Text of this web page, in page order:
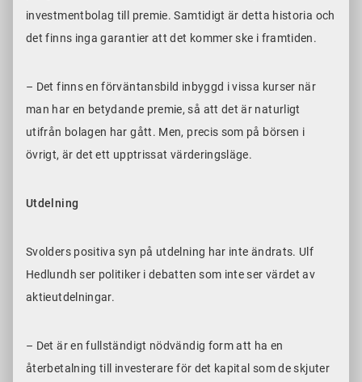
investmentbolag till premie. Samtidigt är detta historia och
det finns inga garantier att det kommer ske i framtiden.
– Det finns en förväntansbild inbyggd i vissa kurser när
man har en betydande premie, så att det är naturligt
utifrån bolagen har gått. Men, precis som på börsen i
övrigt, är det ett upptrissat värderingsläge.
Utdelning
Svolders positiva syn på utdelning har inte ändrats. Ulf
Hedlundh ser politiker i debatten som inte ser värdet av
aktieutdelningar.
– Det är en fullständigt nödvändig form att ha en
återbetalning till investerare för det kapital som de skjuter